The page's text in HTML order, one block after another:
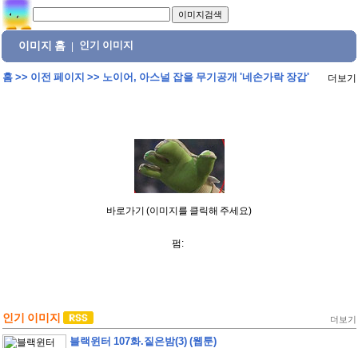
이미지 홈 인기 이미지
홈>> 이전 페이지 >> 노이어, 아스널 잡을 무기공개 '네손가락 장갑' 더보기
바로가기 (이미지를 클릭해 주세요)
펌:
인기 이미지 더보기
블랙윈터 107화.짙은밤(3) (웹툰)